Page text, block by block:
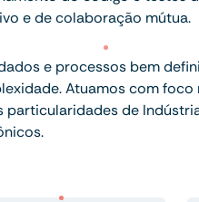
e de colaboração mútua.
e processos bem
Atuamos com
de